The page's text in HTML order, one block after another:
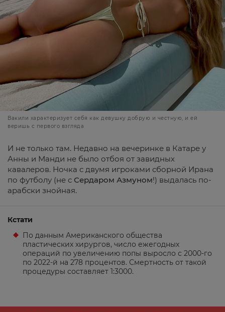
Вакили характеризует себя как девушку добрую и честную, и ей
веришь с первого взгляда
И не только там. Недавно на вечеринке в Катаре у
Анны и Манди не было отбоя от завидных
кавалеров. Ночка с двумя игроками сборной Ирана
по футболу (не с Сердаром Азмуном!) выдалась по-
арабски знойная.
Кстати
По данным Американского общества
пластических хирургов, число ежегодных
операций по увеличению попы выросло с 2000-го
по 2022-й на 278 процентов. Смертность от такой
процедуры составляет 1:3000.